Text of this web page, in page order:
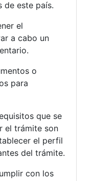
de este país.
el
a cabo un
o
para
que se
el trámite son
el perfil
del trámite.
con los